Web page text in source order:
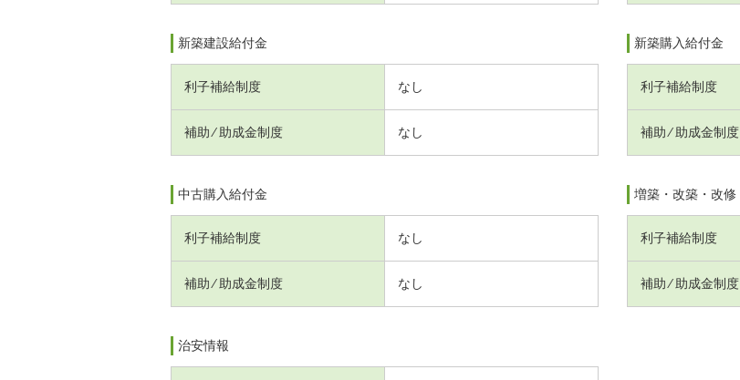
新築建設給付金
利子補給制度 なし
補助 ⁄ 助成金制度 なし
新築購入給付金
利子補給制度
補助 ⁄ 助成金制度
中古購入給付金
利子補給制度 なし
補助 ⁄ 助成金制度 なし
増築・改築・改修
利子補給制度
補助 ⁄ 助成金制度
治安情報